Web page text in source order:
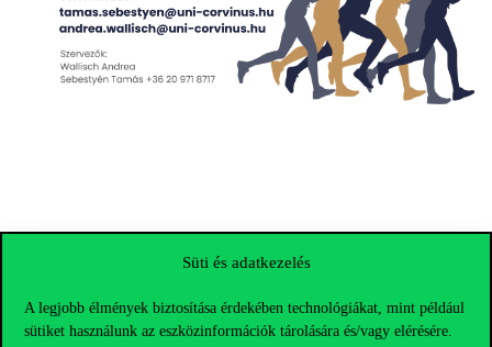
Süti és adatkezelés
A legjobb élmények biztosítása érdekében technológiákat, mint például
sütiket használunk az eszközinformációk tárolására és/vagy elérésére.